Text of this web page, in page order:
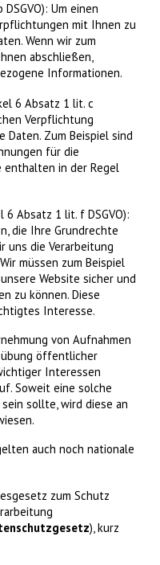
Um einen
mit Ihnen zu
Wenn wir zum
abschließen,
Informationen.
6 Absatz 1 lit. c
Verpflichtung
Daten. Zum Beispiel sind
für die
enthalten in der Regel
6 Absatz 1 lit. f DSGVO):
die Ihre Grundrechte
uns die Verarbeitung
müssen zum Beispiel
Website sicher und
zu können. Diese
Interesse.
von Aufnahmen
öffentlicher
Interessen
Soweit eine solche
sollte, wird diese an
auch noch nationale
zum Schutz
), kurz